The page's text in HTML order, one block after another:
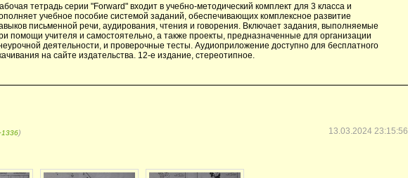
тетрадь серии "Forward" входит в учебно-методический комплект для 3 класса и
учебное пособие системой заданий, обеспечивающих комплексное развитие
письменной речи, аудирования, чтения и говорения. Включает задания, выполняемые
помощи учителя и самостоятельно, а также проекты, предназначенные для организации
деятельности, и проверочные тесты. Аудиоприложение доступно для бесплатного
на сайте издательства. 12-е издание, стереотипное.
13.03.2024 23:15:56
)